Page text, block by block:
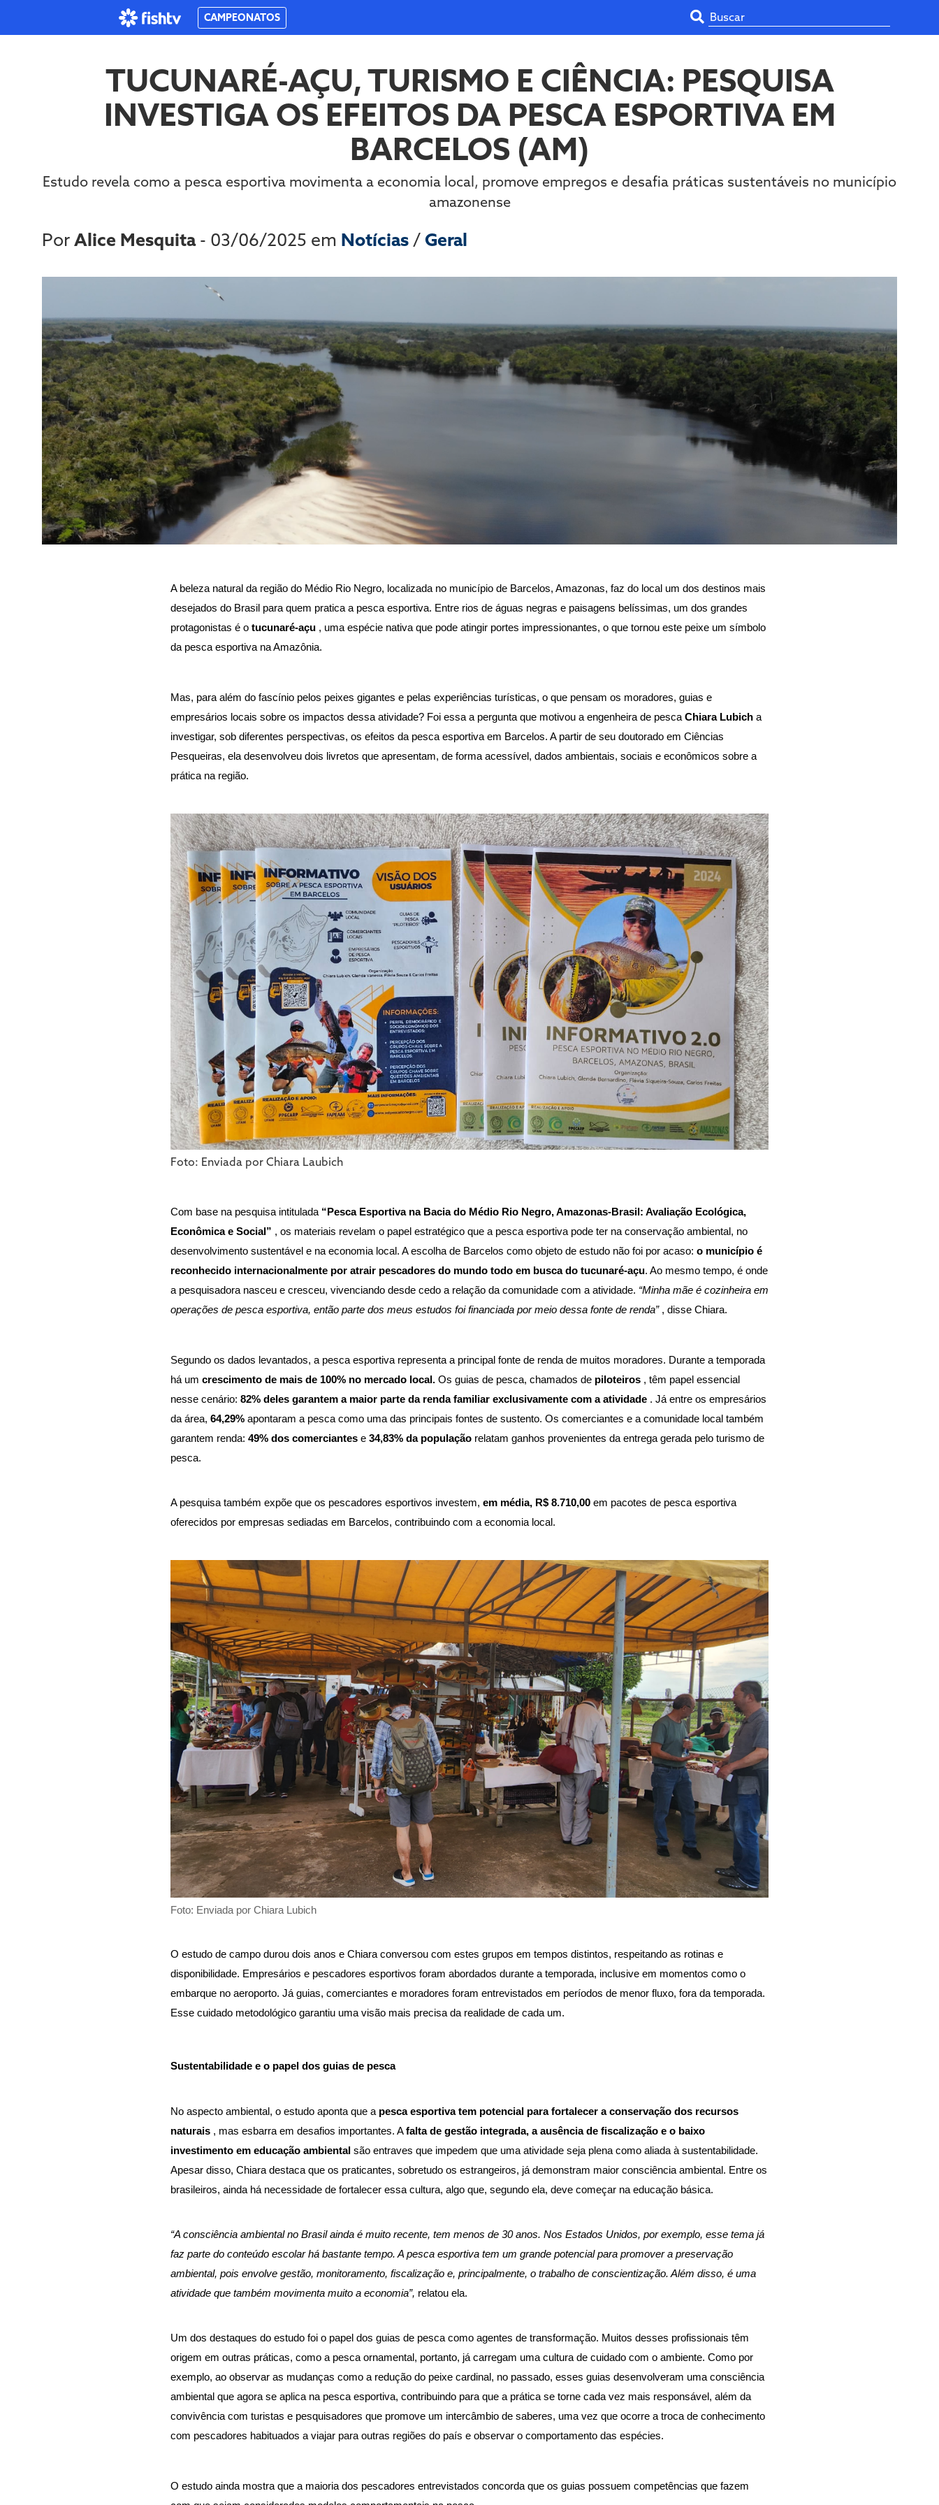
CAMPEONATOS
TUCUNARÉ-AÇU, TURISMO E CIÊNCIA: PESQUISA
INVESTIGA OS EFEITOS DA PESCA ESPORTIVA EM
BARCELOS (AM)
Estudo revela como a pesca esportiva movimenta a economia local, promove empregos e desafia práticas sustentáveis no município
amazonense
PorAlice Mesquita- 03/06/2025 em Notícias/Geral
A beleza natural da região do Médio Rio Negro, localizada no município de Barcelos, Amazonas, faz do local um dos destinos mais
desejados do Brasil para quem pratica a pesca esportiva. Entre rios de águas negras e paisagens belíssimas, um dos grandes
protagonistas é o tucunaré-açu , uma espécie nativa que pode atingir portes impressionantes, o que tornou este peixe um símbolo
da pesca esportiva na Amazônia.
Mas, para além do fascínio pelos peixes gigantes e pelas experiências turísticas, o que pensam os moradores, guias e
empresários locais sobre os impactos dessa atividade? Foi essa a pergunta que motivou a engenheira de pesca Chiara Lubich a
investigar, sob diferentes perspectivas, os efeitos da pesca esportiva em Barcelos. A partir de seu doutorado em Ciências
Pesqueiras, ela desenvolveu dois livretos que apresentam, de forma acessível, dados ambientais, sociais e econômicos sobre a
prática na região.
Foto: Enviada por Chiara Laubich
Com base na pesquisa intitulada “Pesca Esportiva na Bacia do Médio Rio Negro, Amazonas-Brasil: Avaliação Ecológica,
Econômica e Social” , os materiais revelam o papel estratégico que a pesca esportiva pode ter na conservação ambiental, no
desenvolvimento sustentável e na economia local. A escolha de Barcelos como objeto de estudo não foi por acaso: o município é
reconhecido internacionalmente por atrair pescadores do mundo todo em busca do tucunaré-açu. Ao mesmo tempo, é onde
a pesquisadora nasceu e cresceu, vivenciando desde cedo a relação da comunidade com a atividade. “Minha mãe é cozinheira em
operações de pesca esportiva, então parte dos meus estudos foi financiada por meio dessa fonte de renda” , disse Chiara.
Segundo os dados levantados, a pesca esportiva representa a principal fonte de renda de muitos moradores. Durante a temporada
há um crescimento de mais de 100% no mercado local. Os guias de pesca, chamados de piloteiros , têm papel essencial
nesse cenário: 82% deles garantem a maior parte da renda familiar exclusivamente com a atividade . Já entre os empresários
da área, 64,29% apontaram a pesca como uma das principais fontes de sustento. Os comerciantes e a comunidade local também
garantem renda: 49% dos comerciantes e 34,83% da população relatam ganhos provenientes da entrega gerada pelo turismo de
pesca.
A pesquisa também expõe que os pescadores esportivos investem, em média, R$ 8.710,00 em pacotes de pesca esportiva
oferecidos por empresas sediadas em Barcelos, contribuindo com a economia local.
Foto: Enviada por Chiara Lubich
O estudo de campo durou dois anos e Chiara conversou com estes grupos em tempos distintos, respeitando as rotinas e
disponibilidade. Empresários e pescadores esportivos foram abordados durante a temporada, inclusive em momentos como o
embarque no aeroporto. Já guias, comerciantes e moradores foram entrevistados em períodos de menor fluxo, fora da temporada.
Esse cuidado metodológico garantiu uma visão mais precisa da realidade de cada um.
Sustentabilidade e o papel dos guias de pesca
No aspecto ambiental, o estudo aponta que a pesca esportiva tem potencial para fortalecer a conservação dos recursos
naturais , mas esbarra em desafios importantes. A falta de gestão integrada, a ausência de fiscalização e o baixo
investimento em educação ambiental são entraves que impedem que uma atividade seja plena como aliada à sustentabilidade.
Apesar disso, Chiara destaca que os praticantes, sobretudo os estrangeiros, já demonstram maior consciência ambiental. Entre os
brasileiros, ainda há necessidade de fortalecer essa cultura, algo que, segundo ela, deve começar na educação básica.
“A consciência ambiental no Brasil ainda é muito recente, tem menos de 30 anos. Nos Estados Unidos, por exemplo, esse tema já
faz parte do conteúdo escolar há bastante tempo. A pesca esportiva tem um grande potencial para promover a preservação
ambiental, pois envolve gestão, monitoramento, fiscalização e, principalmente, o trabalho de conscientização. Além disso, é uma
atividade que também movimenta muito a economia”, relatou ela.
Um dos destaques do estudo foi o papel dos guias de pesca como agentes de transformação. Muitos desses profissionais têm
origem em outras práticas, como a pesca ornamental, portanto, já carregam uma cultura de cuidado com o ambiente. Como por
exemplo, ao observar as mudanças como a redução do peixe cardinal, no passado, esses guias desenvolveram uma consciência
ambiental que agora se aplica na pesca esportiva, contribuindo para que a prática se torne cada vez mais responsável, além da
convivência com turistas e pesquisadores que promove um intercâmbio de saberes, uma vez que ocorre a troca de conhecimento
com pescadores habituados a viajar para outras regiões do país e observar o comportamento das espécies.
O estudo ainda mostra que a maioria dos pescadores entrevistados concorda que os guias possuem competências que fazem